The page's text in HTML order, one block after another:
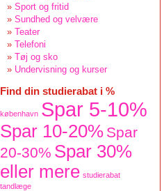
Sport og fritid
Sundhed og velvære
Teater
Telefoni
Tøj og sko
Undervisning og kurser
Find din studierabat i %
københavn Spar 5-10%
Spar 10-20% Spar
20-30% Spar 30%
eller mere studierabat
tandlæge